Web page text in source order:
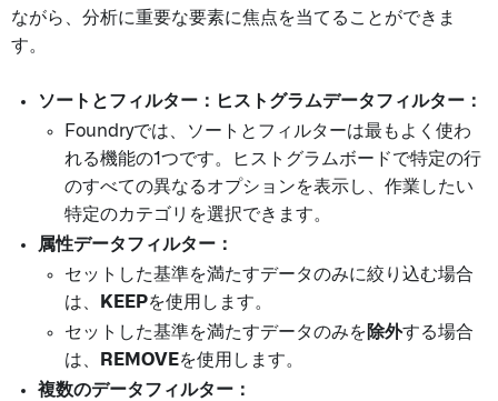
ながら、分析に重要な要素に焦点を当てることができま
す。
ソートとフィルター：ヒストグラムデータフィルター：
Foundryでは、ソートとフィルターは最もよく使わ
れる機能の1つです。ヒストグラムボードで特定の行
のすべての異なるオプションを表示し、作業したい
特定のカテゴリを選択できます。
属性データフィルター：
セットした基準を満たすデータのみに絞り込む場合
は、
KEEPを使用します。
セットした基準を満たすデータのみを除外する場合
は、
REMOVEを使用します。
複数のデータフィルター：